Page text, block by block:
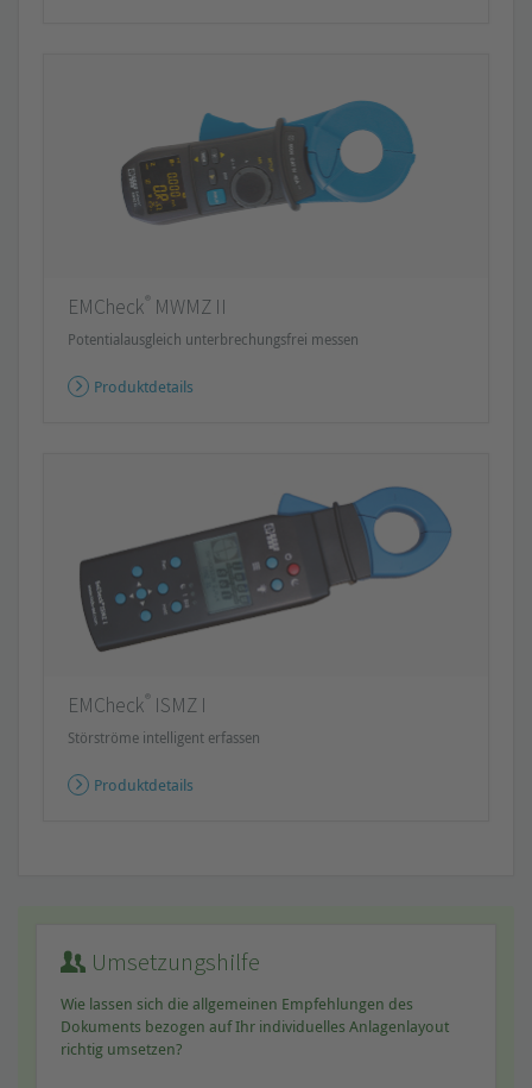
EMCheck® MWMZ II
Potentialausgleich unterbrechungsfrei messen
Produktdetails
EMCheck® ISMZ I
Störströme intelligent erfassen
Produktdetails
Umsetzungshilfe
Wie lassen sich die allgemeinen Empfehlungen des
Dokuments bezogen auf Ihr individuelles Anlagenlayout
richtig umsetzen?